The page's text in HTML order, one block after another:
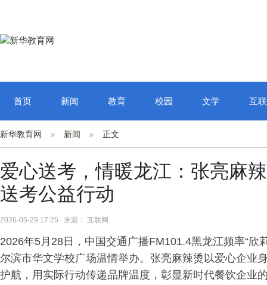
首页 新闻 教育 校园 文学 互
新华教育网 新闻 正文
爱心送考，情暖龙江：张亮麻
送考公益行动
2026-05-29 17:25 来源： 互联网
2026年5月28日，中国交通广播FM101.4黑龙江频率“欣
尔滨市华文学校广场温情举办。张亮麻辣烫以爱心企业
护航，用实际行动传递品牌温度，彰显新时代餐饮企业